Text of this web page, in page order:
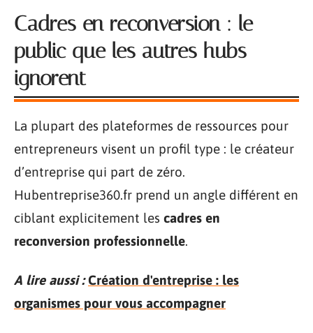
Cadres en reconversion : le
public que les autres hubs
ignorent
La plupart des plateformes de ressources pour
entrepreneurs visent un profil type : le créateur
d’entreprise qui part de zéro.
Hubentreprise360.fr prend un angle différent en
ciblant explicitement les cadres en
reconversion professionnelle.
A lire aussi : Création d'entreprise : les
organismes pour vous accompagner